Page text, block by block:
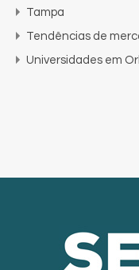
Tampa
Tendências de
Universidades em